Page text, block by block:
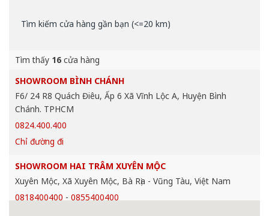
Tìm kiếm cửa hàng gần bạn (<=20 km)
Tìm thấy 16 cửa hàng
SHOWROOM BÌNH CHÁNH
F6/ 24 R8 Quách Điêu, Ấp 6 Xã Vĩnh Lộc A, Huyện Bình
Chánh. TPHCM
0824.400.400
Chỉ đường đi
SHOWROOM HAI TRÂM XUYÊN MỘC
Xuyên Mộc, Xã Xuyên Mộc, Bà Rịa - Vũng Tàu, Việt Nam
0818400400 - 0855400400